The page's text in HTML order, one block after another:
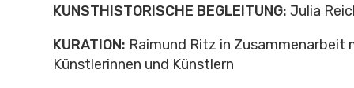
KUNSTHISTORISCHE BEGLEITUNG: Julia
KURATION: Raimund Ritz in Zusammenarbeit
Künstlerinnen und Künstlern